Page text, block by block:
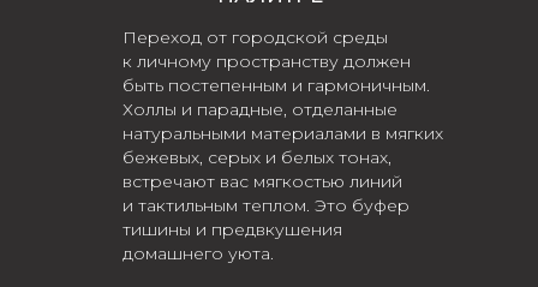
Переход от городской среды
к личному пространству должен
быть постепенным и гармоничным.
Холлы и парадные, отделанные
натуральными материалами в мягких
бежевых, серых и белых тонах,
встречают вас мягкостью линий
и тактильным теплом. Это буфер
тишины и предвкушения
домашнего уюта.